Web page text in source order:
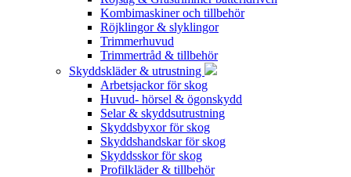
Kombimaskiner och tillbehör
Röjklingor & slyklingor
Trimmerhuvud
Trimmertråd & tillbehör
Skyddskläder & utrustning
Arbetsjackor för skog
Huvud- hörsel & ögonskydd
Selar & skyddsutrustning
Skyddsbyxor för skog
Skyddshandskar för skog
Skyddsskor för skog
Profilkläder & tillbehör